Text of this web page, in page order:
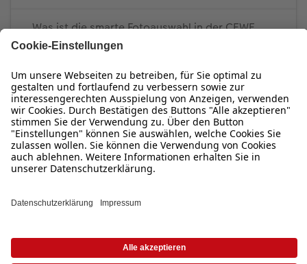
Was ist die smarte Fotoauswahl in der CEWE
Fotowelt App?
Wie kann ich in der App neue Seiten
hinzufügen?
Wie kann ich mehrere Fotos zu meinem CEWE
FOTOBUCH hinzufügen?
Wie starte ich die Erstellung von einem CEWE
App einfügen?